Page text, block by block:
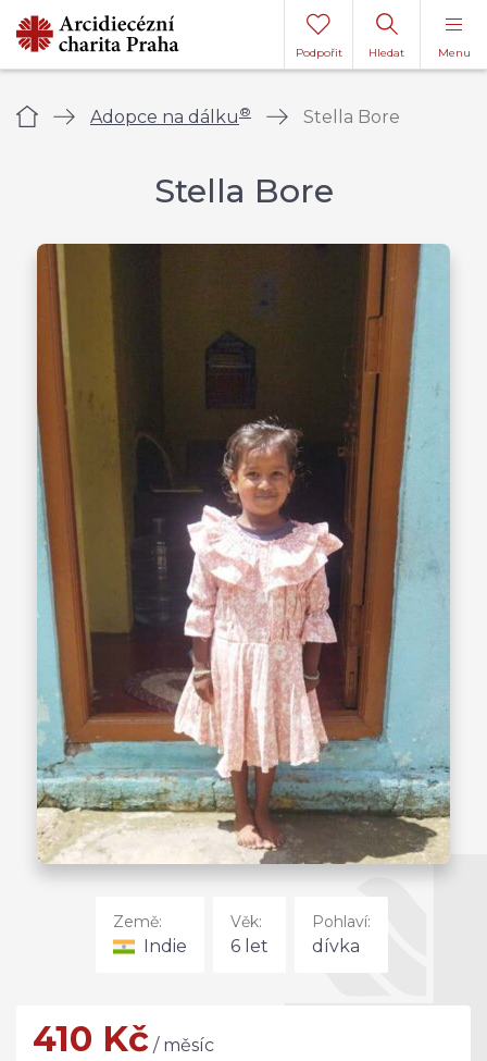
Menu
Hledat
Podpořit
Úvod Adopce na dálku ® Stella Bore
Stella Bore
Země:
Indie
Věk:
6 let
Pohlaví:
dívka
410 Kč / měsíc